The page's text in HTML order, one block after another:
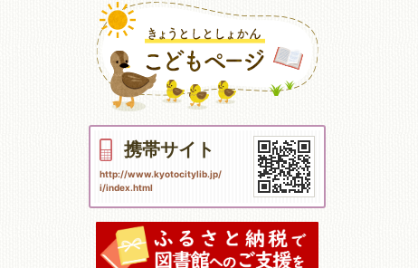
携帯サイト
http://www.kyotocitylib.jp/
i/index.html